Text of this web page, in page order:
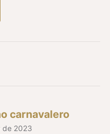
carnavalero
de 2023